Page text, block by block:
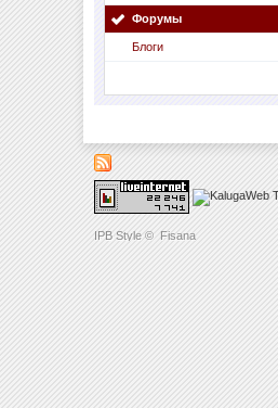
IPB Style © Fisana
Форумы
Блоги